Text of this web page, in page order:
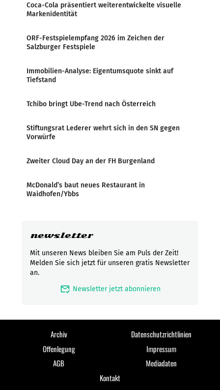
Coca-Cola präsentiert weiterentwickelte visuelle
Markenidentität
ORF-Festspielempfang 2026 im Zeichen der
Salzburger Festspiele
Immobilien-Analyse: Eigentumsquote sinkt auf
Tiefstand
Tchibo bringt Ube-Trend nach Österreich
Stiftungsrat Lederer wehrt sich in den SN gegen
Vorwürfe
Zweiter Cloud Day an der FH Burgenland
McDonald’s baut neues Restaurant in
Waidhofen/Ybbs
newsletter
Mit unseren News bleiben Sie am Puls der Zeit!
Melden Sie sich jetzt für unseren gratis Newsletter
an.
mark_email_read Newsletter jetzt abonnieren
Archiv
Datenschutzrichtlinien
Offenlegung
Impressum
AGB
Mediadaten
Kontakt